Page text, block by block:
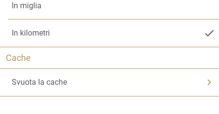
In miglia
In kilometri
Cache
Svuota la cache